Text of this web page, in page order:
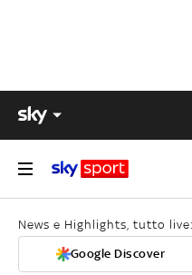
News e Highlights, tutto
Google Discover